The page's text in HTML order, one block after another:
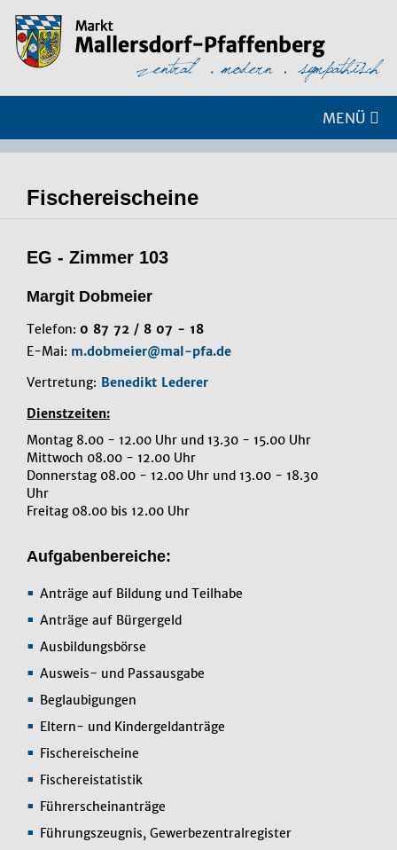
MENÜ
Fischereischeine
EG - Zimmer 103
Margit Dobmeier
Telefon: 0 87 72 / 8 07 - 18
E-Mai: m.dobmeier@mal-pfa.de
Vertretung: Benedikt Lederer
Dienstzeiten:
Montag 8.00 - 12.00 Uhr und 13.30 - 15.00 Uhr
Mittwoch 08.00 - 12.00 Uhr
Donnerstag 08.00 - 12.00 Uhr und 13.00 - 18.30
Uhr
Freitag 08.00 bis 12.00 Uhr
Aufgabenbereiche:
Anträge auf Bildung und Teilhabe
Anträge auf Bürgergeld
Ausbildungsbörse
Ausweis- und Passausgabe
Beglaubigungen
Eltern- und Kindergeldanträge
Fischereischeine
Fischereistatistik
Führerscheinanträge
Führungszeugnis, Gewerbezentralregister